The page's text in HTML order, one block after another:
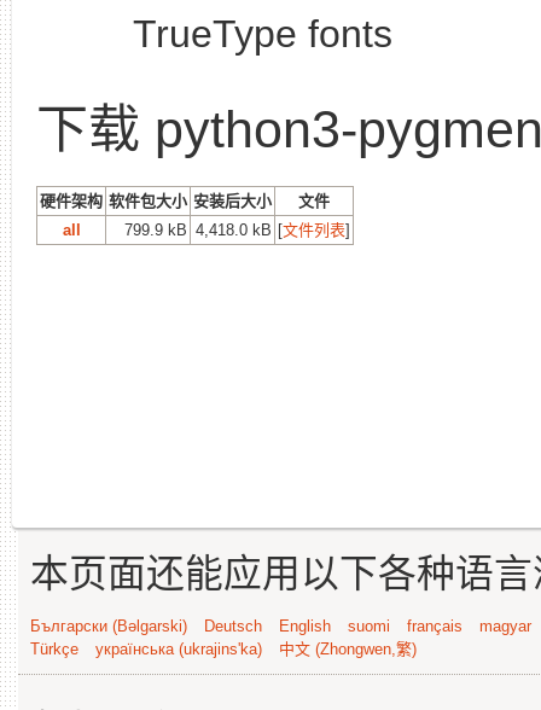
TrueType fonts
下载 python3-
硬件架构 软件包大小 安装后大小
文件
all
799.9 kB 4,418.0 kB [文件列表]
本页面还能应用以下各种语
Български (Bəlgarski) Deutsch English suomi français
magyar
Türkçe
українська (ukrajins'ka) 中文 (Zhongwen,繁)